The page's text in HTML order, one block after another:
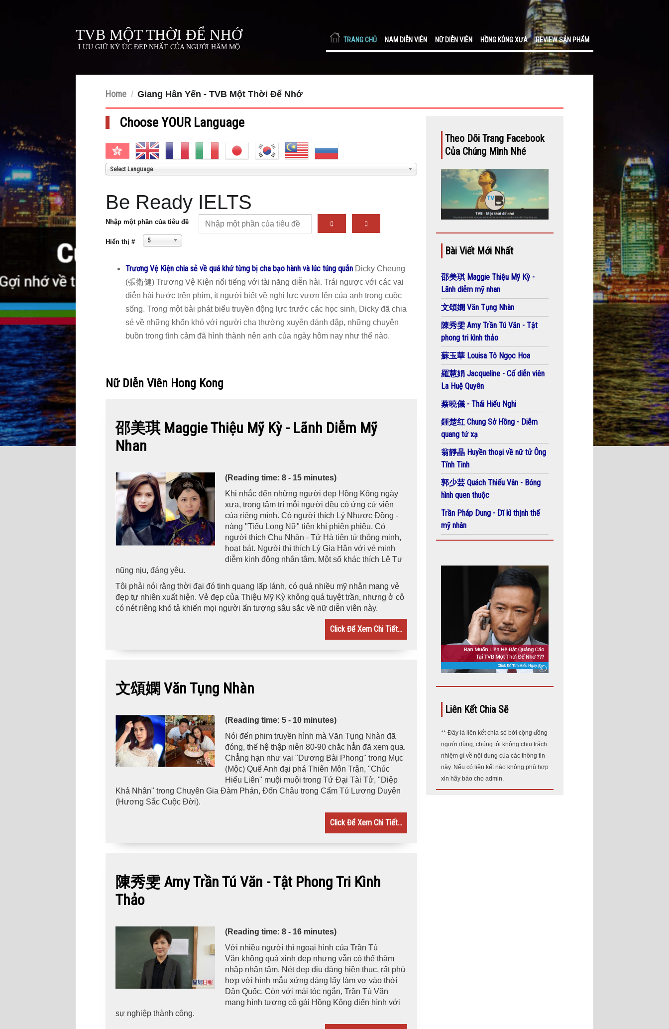
TVB MỘT THỜI ĐỂ NHỚ
LƯU GIỮ KÝ ỨC ĐẸP NHẤT CỦA NGƯỜI HÂM MỘ
TRANG CHỦ NAM DIỄN VIÊN NỮ DIỄN VIÊN HỒNG KÔNG XƯA REVIEW SẢN PHẨM
Home / Giang Hân Yến - TVB Một Thời Để Nhớ
Choose YOUR Language
Select Language
Be Ready IELTS
Nhập một phần của tiêu đề
Hiển thị # 5
Trương Vệ Kiện chia sẻ về quá khứ từng bị cha bạo hành và lúc túng quẫn Dicky Cheung
(張衛健) Trương Vệ Kiện nổi tiếng với tài năng diễn hài. Trái ngược với các vai
diễn hài hước trên phim, ít người biết về nghị lực vươn lên của anh trong cuộc
sống. Trong một bài phát biểu truyền động lực trước các học sinh, Dicky đã chia
sẻ về những khốn khó với người cha thường xuyên đánh đập, những chuyện
buồn trong tình cảm đã hình thành nên anh của ngày hôm nay như thế nào.
Nữ Diễn Viên Hong Kong
邵美琪 Maggie Thiệu Mỹ Kỳ - Lãnh Diễm Mỹ
Nhan
(Reading time: 8 - 15 minutes)
Khi nhắc đến những người đẹp Hồng Kông ngày
xưa, trong tâm trí mỗi người đều có ứng cử viên
của riêng mình. Có người thích Lý Nhược Đồng -
nàng "Tiểu Long Nữ" tiên khí phiên phiêu. Có
người thích Chu Nhân - Tử Hà tiên tử thông minh,
hoạt bát. Người thì thích Lý Gia Hân với vẻ minh
diễm kinh động nhân tâm. Một số khác thích Lê Tư
nũng nịu, đáng yêu.
Tôi phải nói rằng thời đại đó tinh quang lấp lánh, có quá nhiều mỹ nhân mang vẻ
đẹp tự nhiên xuất hiện. Vẻ đẹp của Thiệu Mỹ Kỳ không quá tuyệt trần, nhưng ở cô
có nét riêng khó tả khiến mọi người ấn tượng sâu sắc về nữ diễn viên này.
Click Để Xem Chi Tiết...
文頌嫻 Văn Tụng Nhàn
(Reading time: 5 - 10 minutes)
Nói đến phim truyền hình mà Văn Tụng Nhàn đã
đóng, thế hệ thập niên 80-90 chắc hẳn đã xem qua.
Chẳng hạn như vai "Dương Bài Phong" trong Mục
(Mộc) Quế Anh đại phá Thiên Môn Trận, "Chúc
Hiểu Liên" muội muội trong Tứ Đại Tài Tử, "Diệp
Khả Nhân" trong Chuyên Gia Đàm Phán, Đốn Châu trong Cẩm Tú Lương Duyên
(Hương Sắc Cuộc Đời).
Click Để Xem Chi Tiết...
陳秀雯 Amy Trần Tú Văn - Tật Phong Tri Kình
Thảo
(Reading time: 8 - 16 minutes)
Với nhiều người thì ngoại hình của Trần Tú
Văn không quá xinh đẹp nhưng vẫn có thể thâm
nhập nhân tâm. Nét đẹp dịu dàng hiền thục, rất phù
hợp với hình mẫu xứng đáng lấy làm vợ vào thời
Dân Quốc. Còn với mái tóc ngắn, Trần Tú Văn
mang hình tượng cô gái Hồng Kông điển hình với
sự nghiệp thành công.
Theo Dõi Trang Facebook
Của Chúng Mình Nhé
Bài Viết Mới Nhất
邵美琪 Maggie Thiệu Mỹ Kỳ -
Lãnh diễm mỹ nhan
文頌嫻 Văn Tụng Nhàn
陳秀雯 Amy Trần Tú Văn - Tật
phong tri kình thảo
蘇玉華 Louisa Tô Ngọc Hoa
羅慧娟 Jacqueline - Cố diễn viên
La Huệ Quyên
蔡曉儀 - Thái Hiểu Nghi
鍾楚红 Chung Sở Hồng - Diễm
quang tứ xạ
翁靜晶 Huyền thoại về nữ tử Ông
Tĩnh Tinh
郭少芸 Quách Thiếu Vân - Bóng
hình quen thuộc
Trần Pháp Dung - Dĩ kì thịnh thế
mỹ nhân
Liên Kết Chia Sẽ
** Đây là liên kết chia sẻ bới cộng đồng
người dùng, chúng tôi không chịu trách
nhiệm gì về nội dung của các thông tin
này. Nếu có liên kết nào không phù hợp
xin hãy báo cho admin.